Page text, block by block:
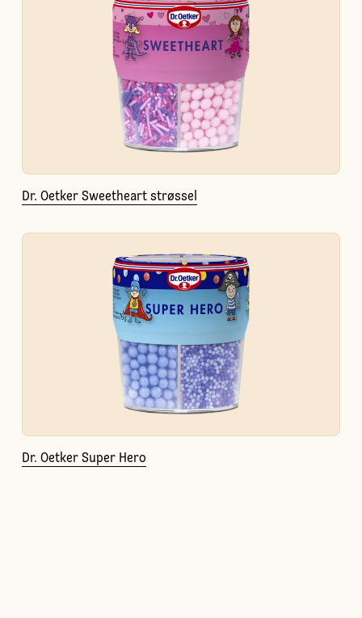
Dr. Oetker Sweetheart strøssel
Dr. Oetker Super Hero